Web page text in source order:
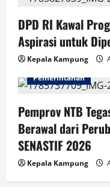
o
n
DPD RI Kawal
Aspirasi untuk
Kepala Kampung
Pemerintahan
Pemprov NTB
Berawal dari
SENASTIF 2026
Kepala Kampung